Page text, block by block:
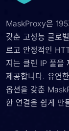
MaskProxy은 195
갖춘 고성능 글로
르고 안정적인
지는 클린 IP 풀을
제공합니다. 유연
옵션을 갖춘
한 연결을 쉽게 만